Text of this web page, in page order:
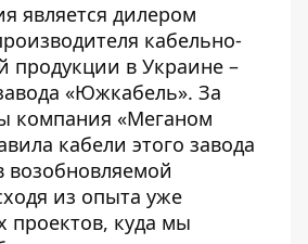
является дилером
кабельно-
продукции в Украине –
«Южкабель». За
компания «Меганом
кабели этого завода
возобновляемой
из опыта уже
проектов, куда мы